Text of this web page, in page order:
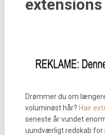
extensions
Drømmer du om
voluminøst hår? Hair
seneste år vundet
uundværligt redskab for